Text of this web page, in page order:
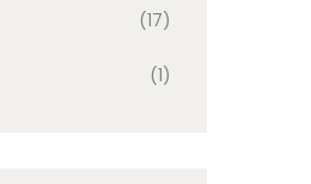
(17)
(1)